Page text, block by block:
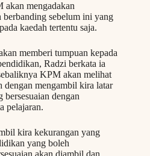
mengadakan
berbanding sebelum ini yang
kaedah tertentu saja.
memberi tumpuan kepada
Radzi berkata ia
KPM akan melihat
dengan mengambil kira latar
dengan
pelajaran.
kira kekurangan yang
yang boleh
akan diambil dan